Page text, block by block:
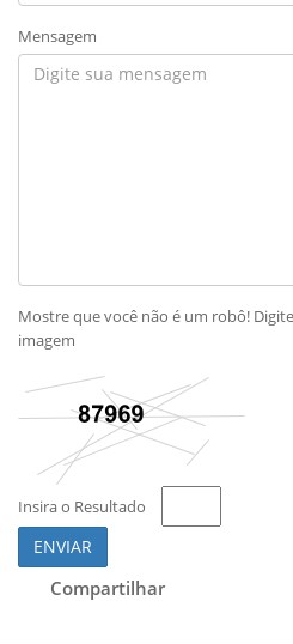
Mensagem
Mostre que você não é um robô!
imagem
Insira o Resultado
ENVIAR
Compartilhar